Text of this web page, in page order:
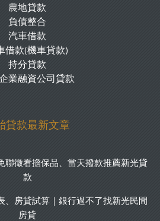
農地貸款
負債整合
汽車借款
借款(機車貸款)
持分貸款
業融資公司貸款
貸款最新文章
聯徵看擔保品、當天撥款推薦新光貸
款
、房貸試算｜銀行過不了找新光民間
房貸